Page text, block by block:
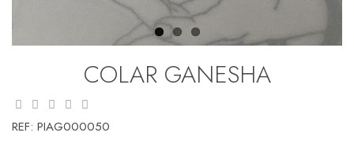
COLAR GANESHA
REF: PIAG000050